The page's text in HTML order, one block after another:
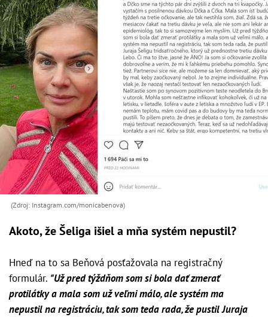
(Zdroj: Instagram.com/monicabenova)
Akoto, že Šeliga išiel a mňa systém nepustil?
Hneď na to sa Beňová posťažovala na registračný
formulár. "Už pred týždňom som si bola dať zmerať
protilátky a mala som už veľmi málo, ale systém ma
nepustil na registráciu, tak som teda rada, že pustil Juraja